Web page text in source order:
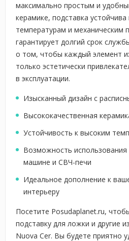
максимально простым и
керамике, подставка
температурам и механическим
гарантирует долгий срок
о том, чтобы каждый элемент
только эстетически
в эксплуатации.
Изысканный дизайн с
Высококачественная
Устойчивость к высоким
Возможность
машине и СВЧ-печи
Идеальное дополнение к
интерьеру
Посетите Posudaplanet.ru,
подставку для ложки и другие
Nuova Cer. Вы будете приятно